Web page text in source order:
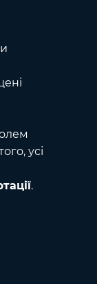
усі
.